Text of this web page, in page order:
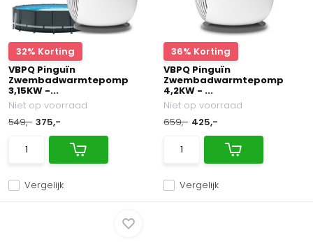
32% Korting
VBPQ Pinguïn
Zwembadwarmtepomp
3,15KW -...
Vergelijk
Niet op voorraad
549,- 375,-
36% Korting
VBPQ Pinguïn
Zwembadwarmtepomp
4,2KW - ...
Vergelijk
Niet op voorraad
659,- 425,-